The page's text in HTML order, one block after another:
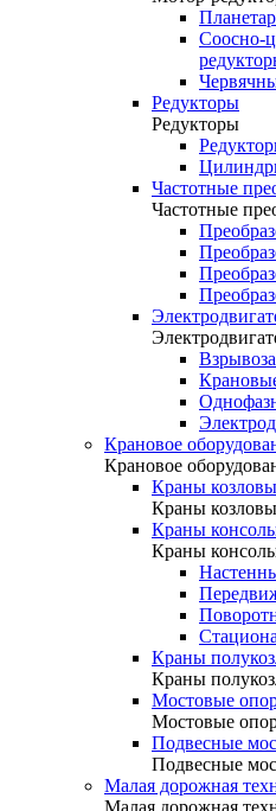
Соосно-
Редукторы
Редукторы
Частотные
Частотные
Крановое
Крановое
Краны
Краны
Краны
Краны
Краны
Краны
Мостовые
Мостовые
Подвесные
Подвесные
Малая дорожная
Малая дорожная